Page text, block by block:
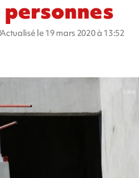
Actualisé le 19 mars 2020 à 13:52